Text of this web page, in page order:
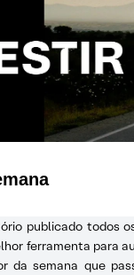
publicado todos
ferramenta para
da semana que